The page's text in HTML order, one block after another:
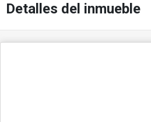
Detalles del inmueble